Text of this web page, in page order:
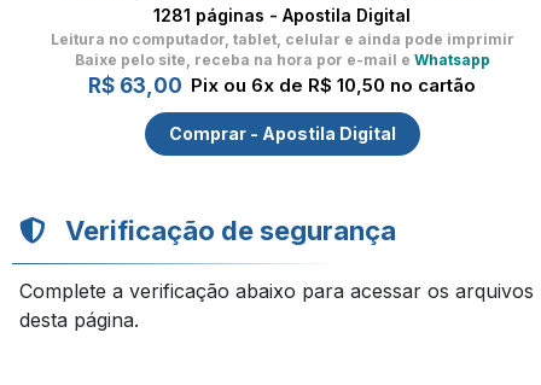
1281 páginas - Apostila Digital
Leitura no computador, tablet, celular e ainda pode imprimir
Baixe pelo site, receba na hora por e-mail e Whatsapp
R$ 63,00 Pix ou 6x de R$ 10,50 no cartão
Comprar - Apostila Digital
Verificação de segurança
Complete a verificação abaixo para acessar os arquivos
desta página.